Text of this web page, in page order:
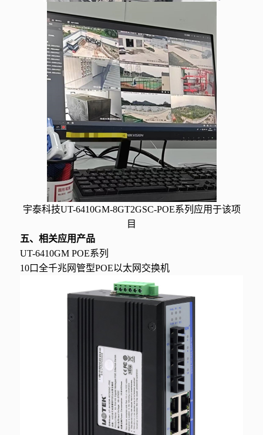
宇泰科技UT-6410GM-8GT2GSC-POE系列应用于该项
目
五、相关应用产品
UT-6410GM POE系列
10口全千兆网管型POE以太网交换机